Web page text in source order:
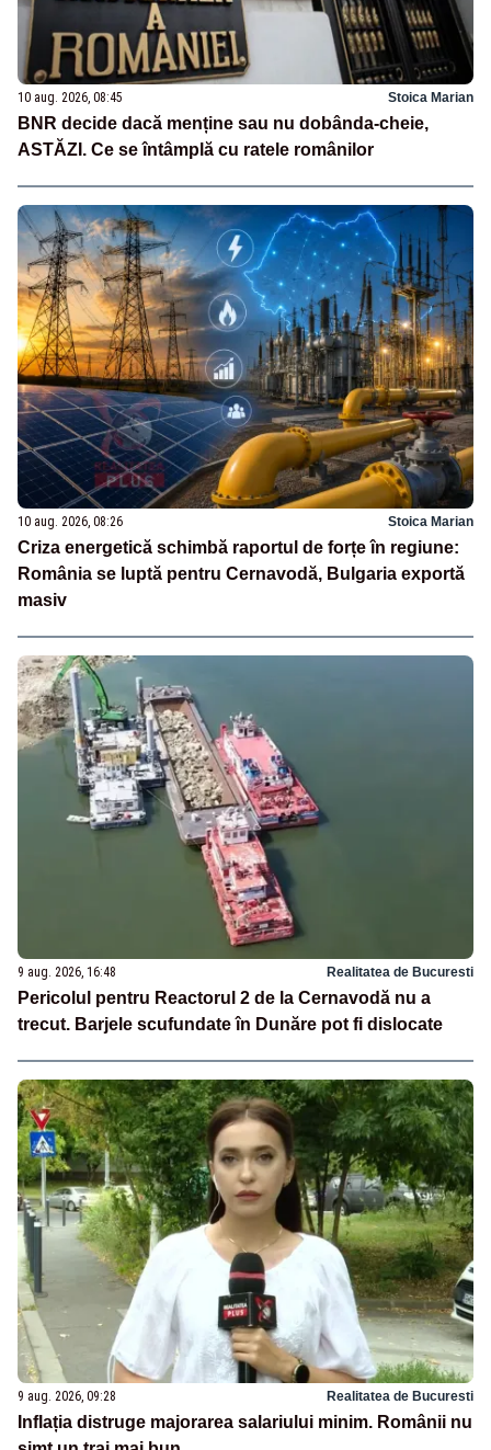
10 aug. 2026, 08:45 Stoica Marian
BNR decide dacă menține sau nu dobânda-cheie,
ASTĂZI. Ce se întâmplă cu ratele românilor
10 aug. 2026, 08:26 Stoica Marian
Criza energetică schimbă raportul de forțe în regiune:
România se luptă pentru Cernavodă, Bulgaria exportă
masiv
9 aug. 2026, 16:48 Realitatea de Bucuresti
Pericolul pentru Reactorul 2 de la Cernavodă nu a
trecut. Barjele scufundate în Dunăre pot fi dislocate
9 aug. 2026, 09:28 Realitatea de Bucuresti
Inflația distruge majorarea salariului minim. Românii nu